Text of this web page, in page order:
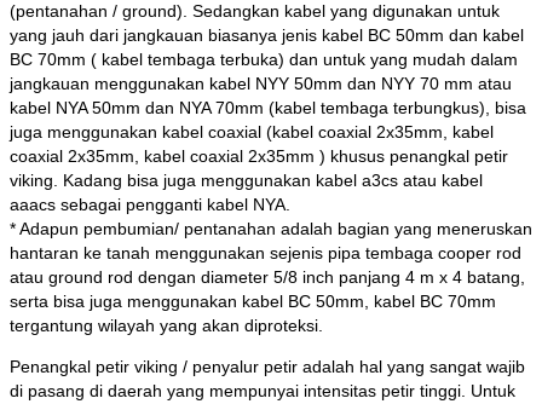
(pentanahan / ground). Sedangkan kabel yang digunakan untuk
yang jauh dari jangkauan biasanya jenis kabel BC 50mm dan kabel
BC 70mm ( kabel tembaga terbuka) dan untuk yang mudah dalam
jangkauan menggunakan kabel NYY 50mm dan NYY 70 mm atau
kabel NYA 50mm dan NYA 70mm (kabel tembaga terbungkus), bisa
juga menggunakan kabel coaxial (kabel coaxial 2x35mm, kabel
coaxial 2x35mm, kabel coaxial 2x35mm ) khusus penangkal petir
viking. Kadang bisa juga menggunakan kabel a3cs atau kabel
aaacs sebagai pengganti kabel NYA.
* Adapun pembumian/ pentanahan adalah bagian yang meneruskan
hantaran ke tanah menggunakan sejenis pipa tembaga cooper rod
atau ground rod dengan diameter 5/8 inch panjang 4 m x 4 batang,
serta bisa juga menggunakan kabel BC 50mm, kabel BC 70mm
tergantung wilayah yang akan diproteksi.
Penangkal petir viking / penyalur petir adalah hal yang sangat wajib
di pasang di daerah yang mempunyai intensitas petir tinggi. Untuk